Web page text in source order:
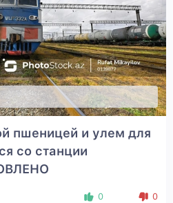
пшеницей и улем для
со станции
0 0